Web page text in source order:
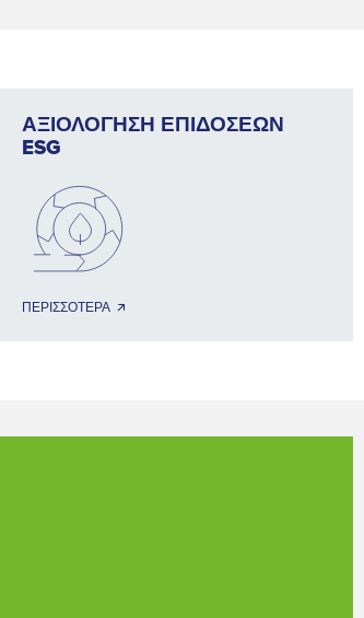
ΑΞΙΟΛΟΓΗΣΗ ΕΠΙΔΟΣΕΩΝ
ESG
ΠΕΡΙΣΣΟΤΕΡΑ 🡭